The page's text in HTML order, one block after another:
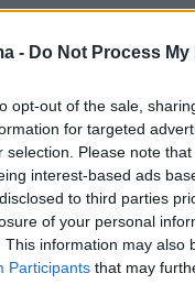
- Do Not Process
opt-out of the sale,
for targeted
selection. Please note
interest-based ads
to third parties
of your personal
This information may also
Participants that may
2 την Γουέστ Χαμ,
Μπαρτσελόνα 4-1 την
μετά από 281
πέτυχε το
του:
της
3